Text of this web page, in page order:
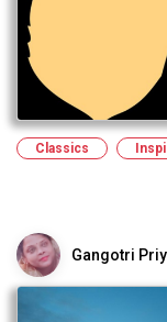
Classics
Gangotri